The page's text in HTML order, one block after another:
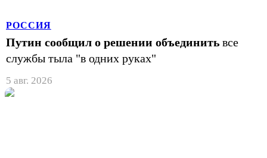
РОССИЯ
Путин сообщил о решении объединить все
службы тыла "в одних руках"
5 авг. 2026